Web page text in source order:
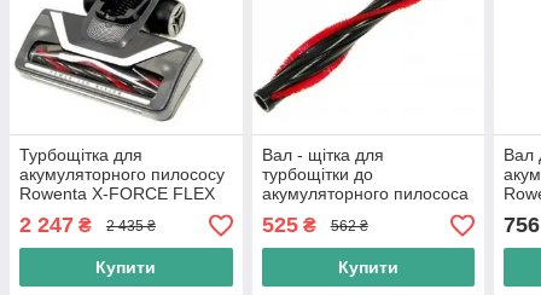
Турбощітка для
акумуляторного пилососу
Rowenta X-FORCE FLEX
2230002912)
2 247 ₴ 2 435 ₴
Купити
Вал - щітка для
турбощітки до
акумуляторного пилососа
Rowenta X FORCE FLEX
8.60 RH9690WO (SS-
2230002457)
525₴ 562 ₴
Купити
Вал
756